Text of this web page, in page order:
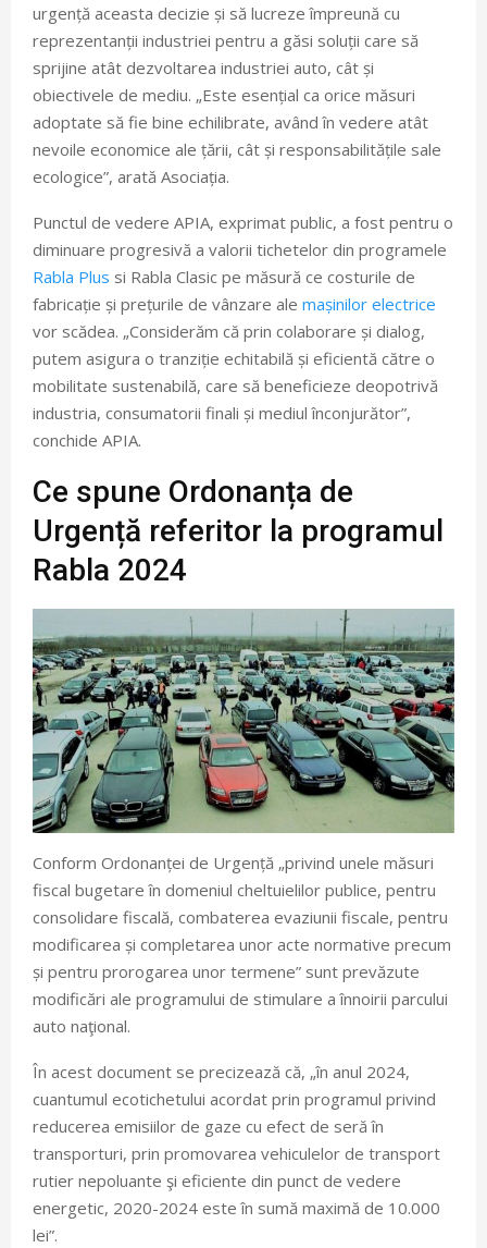
urgență aceasta decizie și să lucreze împreună cu
reprezentanții industriei pentru a găsi soluții care să
sprijine atât dezvoltarea industriei auto, cât și
obiectivele de mediu. „Este esențial ca orice măsuri
adoptate să fie bine echilibrate, având în vedere atât
nevoile economice ale țării, cât și responsabilitățile sale
ecologice”, arată Asociația.
Punctul de vedere APIA, exprimat public, a fost pentru o
diminuare progresivă a valorii tichetelor din programele
Rabla Plus si Rabla Clasic pe măsură ce costurile de
fabricație și prețurile de vânzare ale mașinilor electrice
vor scădea. „Considerăm că prin colaborare și dialog,
putem asigura o tranziție echitabilă și eficientă către o
mobilitate sustenabilă, care să beneficieze deopotrivă
industria, consumatorii finali și mediul înconjurător”,
conchide APIA.
Ce spune Ordonanța de
Urgență referitor la programul
Rabla 2024
Conform Ordonanței de Urgență „privind unele măsuri
fiscal bugetare în domeniul cheltuielilor publice, pentru
consolidare fiscală, combaterea evaziunii fiscale, pentru
modificarea și completarea unor acte normative precum
și pentru prorogarea unor termene” sunt prevăzute
modificări ale programului de stimulare a înnoirii parcului
auto naţional.
În acest document se precizează că, „în anul 2024,
cuantumul ecotichetului acordat prin programul privind
reducerea emisiilor de gaze cu efect de seră în
transporturi, prin promovarea vehiculelor de transport
rutier nepoluante şi eficiente din punct de vedere
energetic, 2020-2024 este în sumă maximă de 10.000
lei”.